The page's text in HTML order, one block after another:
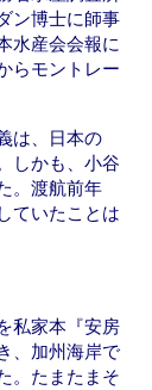
ン博士に師事
水産会会報に
らモントレー
は、日本の
しかも、小谷
。渡航前年
ていたことは
私家本『安房
、加州海岸で
。たまたまそ